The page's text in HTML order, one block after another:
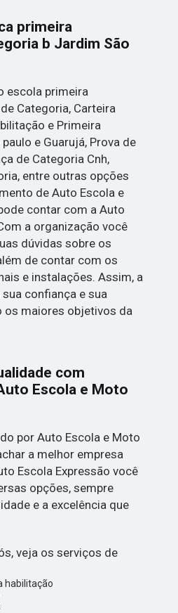
primeira
b Jardim São
escola primeira
Categoria, Carteira
e Primeira
e Guarujá, Prova de
de Categoria Cnh,
entre outras opções
de Auto Escola e
contar com a Auto
a organização você
dúvidas sobre os
de contar com os
e instalações. Assim, a
confiança e sua
os maiores objetivos da
com
Escola e Moto
por Auto Escola e Moto
a melhor empresa
Escola Expressão você
opções, sempre
e a excelência que
veja os serviços de
habilitação